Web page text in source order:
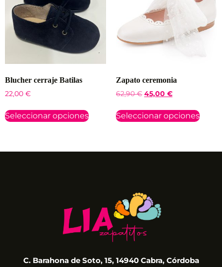
Blucher cerraje Batilas
22,00 €
Seleccionar opciones
Zapato ceremonia
62,90€ 45,00 €
Seleccionar opciones
C. Barahona de Soto, 15, 14940 Cabra, Córdoba